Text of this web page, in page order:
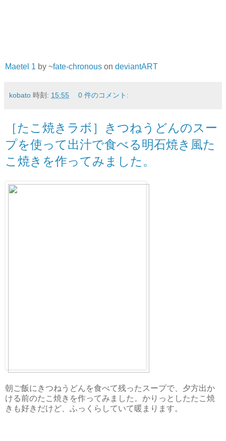
Maetel 1 by ~fate-chronous on deviantART
kobato 時刻: 15:55 0 件のコメント:
［たこ焼きラボ］きつねうどんのスー
プを使って出汁で食べる明石焼き風た
こ焼きを作ってみました。
朝ご飯にきつねうどんを食べて残ったスープで、夕方出か
ける前のたこ焼きを作ってみました。かりっとしたたこ焼
きも好きだけど、ふっくらしていて暖まります。